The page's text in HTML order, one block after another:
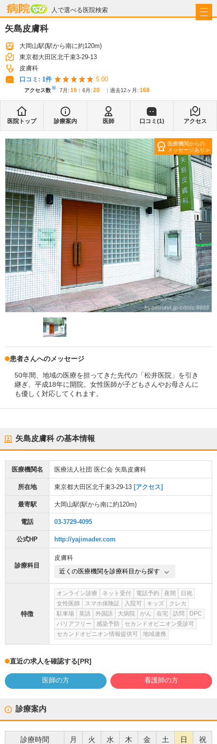
人で選べる医院検索
病院なび
矢島皮膚科
大岡山駅(駅から南に約120m)
東京都大田区北千束3-29-13
皮膚科
口コミ: 1件 5.00
アクセス数※ 7月 : 16 6月 : 20 過去12ヶ月: 168
医院トップ 診療案内 医師 口コミ(1) アクセス
医療機関からの
メッセージあり
患者さんへのメッセージ
50年間、地域の医療を担ってきた先代の「松井医院」を引き
継ぎ、平成18年に開院。女性医師が子どもさんやお母さんに
も優しく対応してくれます。
矢島皮膚科の基本情報
医療機関名 医療法人社団 医仁会 矢島皮膚科
所在地 東京都大田区北千束3-29-13 [アクセス]
最寄駅 大岡山駅(駅から南に約120m)
電話 03-3729-4095
公式HP http://yajimader.com
診療科目
皮膚科
近くの医療機関を診療科目から探す
特徴
オンライン診療 ネット受付 電話予約 夜間
日祝
女性医師
スマホ保険証 入院可 キッズ
クレカ
駐車場
英語 外国語 大病院 がん 在宅 訪問
DPC
バリアフリー
感染予防
セカンドオピニオン受診可
セカンドオピニオン情報提供可
地域連携
直近の求人を確認する[PR]
医師の方 看護師の方
診療案内
診療時間 月 火 水 木 金 土 日 祝